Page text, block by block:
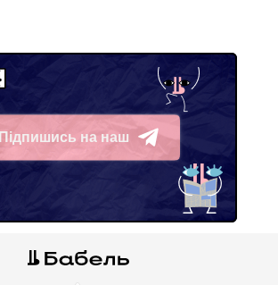
Підпишись на наш
Telegram